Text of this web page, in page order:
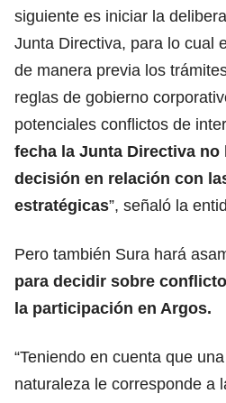
siguiente es iniciar la
Junta Directiva, para lo cual
de manera previa los
reglas de gobierno
potenciales conflictos de
fecha la Junta Directiva
decisión en relación con
estratégicas”, señaló la
Pero también Sura hará
para decidir sobre
la participación en Argos.
“Teniendo en cuenta que
naturaleza le corresponde a